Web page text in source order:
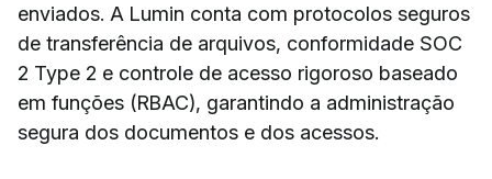
enviados. A Lumin conta com protocolos seguros
de transferência de arquivos, conformidade SOC
2 Type 2 e controle de acesso rigoroso baseado
em funções (RBAC), garantindo a administração
segura dos documentos e dos acessos.